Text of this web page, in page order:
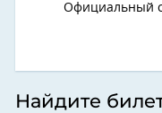
Официальный
Найдите